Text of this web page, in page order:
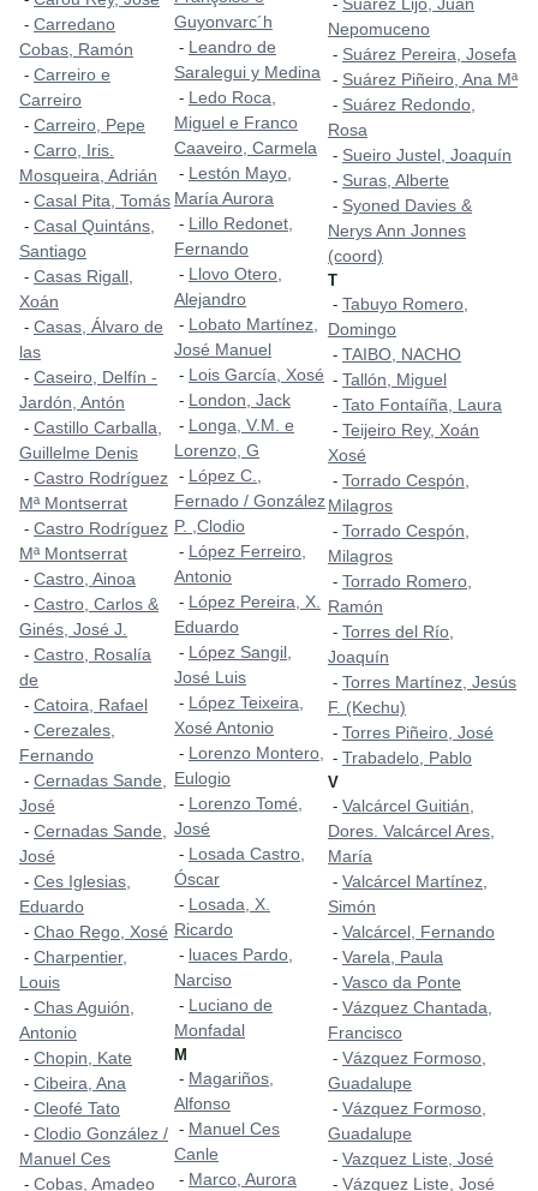
- Carredano
Cobas, Ramón
- Carreiro e
Carreiro
- Carreiro, Pepe
- Carro, Iris.
Mosqueira, Adrián
- Casal Pita, Tomás
- Casal Quintáns,
Santiago
- Casas Rigall,
Xoán
- Casas, Álvaro de
las
- Caseiro, Delfín -
Jardón, Antón
- Castillo Carballa,
Guillelme Denis
- Castro Rodríguez
Mª Montserrat
- Castro Rodríguez
Mª Montserrat
- Castro, Ainoa
- Castro, Carlos &
Ginés, José J.
- Castro, Rosalía
de
- Catoira, Rafael
- Cerezales,
Fernando
- Cernadas Sande,
José
- Cernadas Sande,
José
- Ces Iglesias,
Eduardo
- Chao Rego, Xosé
- Charpentier,
Louis
- Chas Aguión,
Antonio
- Chopin, Kate
- Cibeira, Ana
- Cleofé Tato
- Clodio González /
Manuel Ces
- Cobas, Amadeo
Guyonvarc´h
- Leandro de
Saralegui y Medina
- Ledo Roca,
Miguel e Franco
Caaveiro, Carmela
- Lestón Mayo,
María Aurora
- Lillo Redonet,
Fernando
- Llovo Otero,
Alejandro
- Lobato Martínez,
José Manuel
- Lois García, Xosé
- London, Jack
- Longa, V.M. e
Lorenzo, G
- López C.,
Fernado / González
P. ,Clodio
- López Ferreiro,
Antonio
- López Pereira, X.
Eduardo
- López Sangil,
José Luis
- López Teixeira,
Xosé Antonio
- Lorenzo Montero,
Eulogio
- Lorenzo Tomé,
José
- Losada Castro,
Óscar
- Losada, X.
Ricardo
- luaces Pardo,
Narciso
- Luciano de
Monfadal
M
- Magariños,
Alfonso
- Manuel Ces
Canle
- Marco, Aurora
- Suárez Lijó, Juan
Nepomuceno
- Suárez Pereira, Josefa
- Suárez Piñeiro, Ana Mª
- Suárez Redondo,
Rosa
- Sueiro Justel, Joaquín
- Suras, Alberte
- Syoned Davies &
Nerys Ann Jonnes
(coord)
T
- Tabuyo Romero,
Domingo
- TAIBO, NACHO
- Tallón, Miguel
- Tato Fontaíña, Laura
- Teijeiro Rey, Xoán
Xosé
- Torrado Cespón,
Milagros
- Torrado Cespón,
Milagros
- Torrado Romero,
Ramón
- Torres del Río,
Joaquín
- Torres Martínez, Jesús
F. (Kechu)
- Torres Piñeiro, José
- Trabadelo, Pablo
V
- Valcárcel Guitián,
Dores. Valcárcel Ares,
María
- Valcárcel Martínez,
Simón
- Valcárcel, Fernando
- Varela, Paula
- Vasco da Ponte
- Vázquez Chantada,
Francisco
- Vázquez Formoso,
Guadalupe
- Vázquez Formoso,
Guadalupe
- Vazquez Liste, José
- Vázquez Liste, José